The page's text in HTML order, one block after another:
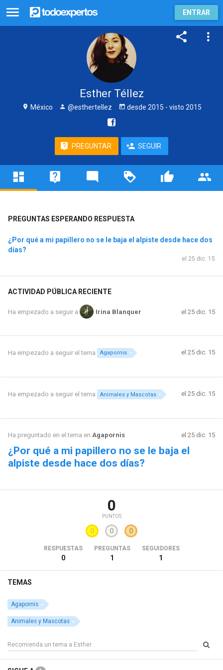
ENTRAR
Esther Téllez
México @esthertellez desde 2015 - visto 2015
PREGUNTAR SEGUIR
PREGUNTAS ESPERANDO RESPUESTA
¿Por qué a mi papillero no se le baja el alpiste desde hace dos
días?
el 25 dic. 15
ACTIVIDAD PÚBLICA RECIENTE
Ha empezado a seguir a Irina Blanquer el 25 dic. 15
Ha empezado a seguir el tema Agapornis el 25 dic. 15
Ha empezado a seguir el tema Animales y Mascotas el 25 dic. 15
Ha preguntado en el tema en Agapornis el 25 dic. 15
¿Por qué a mi papillero no se le baja el
alpiste desde hace dos días?
0
PUNTOS
0 0 0
RESPUESTAS
0
PREGUNTAS
1
SEGUIDORES
1
TEMAS
Agapornis
Animales y Mascotas